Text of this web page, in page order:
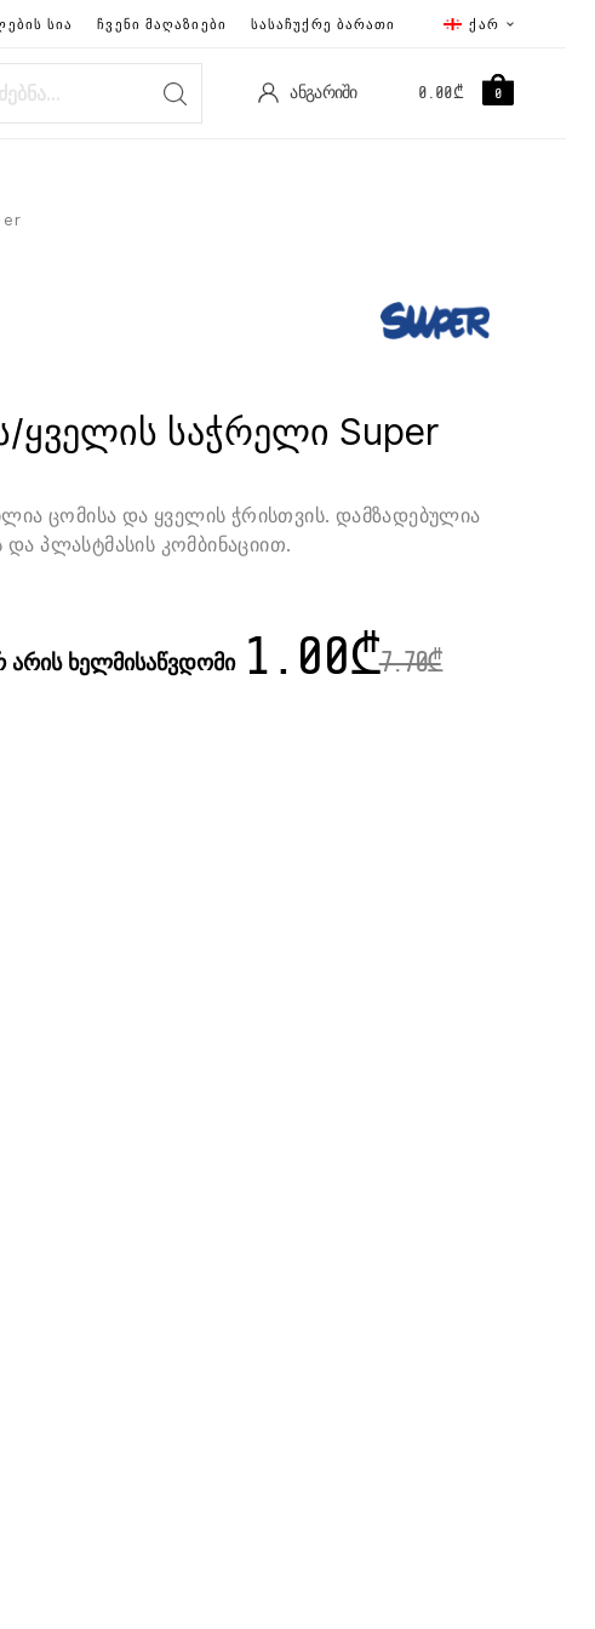
ᲥᲐᲠ
ᲡᲘᲐ ᲩᲕᲔᲜᲘ ᲛᲐᲦᲐᲖᲘᲔᲑᲘ ᲡᲐᲡᲐᲩᲣᲥᲠᲔ ᲑᲐᲠᲐᲗᲘ
ᲐᲜᲒᲐᲠᲘᲨᲘ 0.00₾ 0
ყველის საჭრელი Super
ცომისა და ყველის ჭრისთვის. დამზადებულია
პლასტმასის კომბინაციით.
7.70₾
1.00₾
არის ხელმისაწვდომი